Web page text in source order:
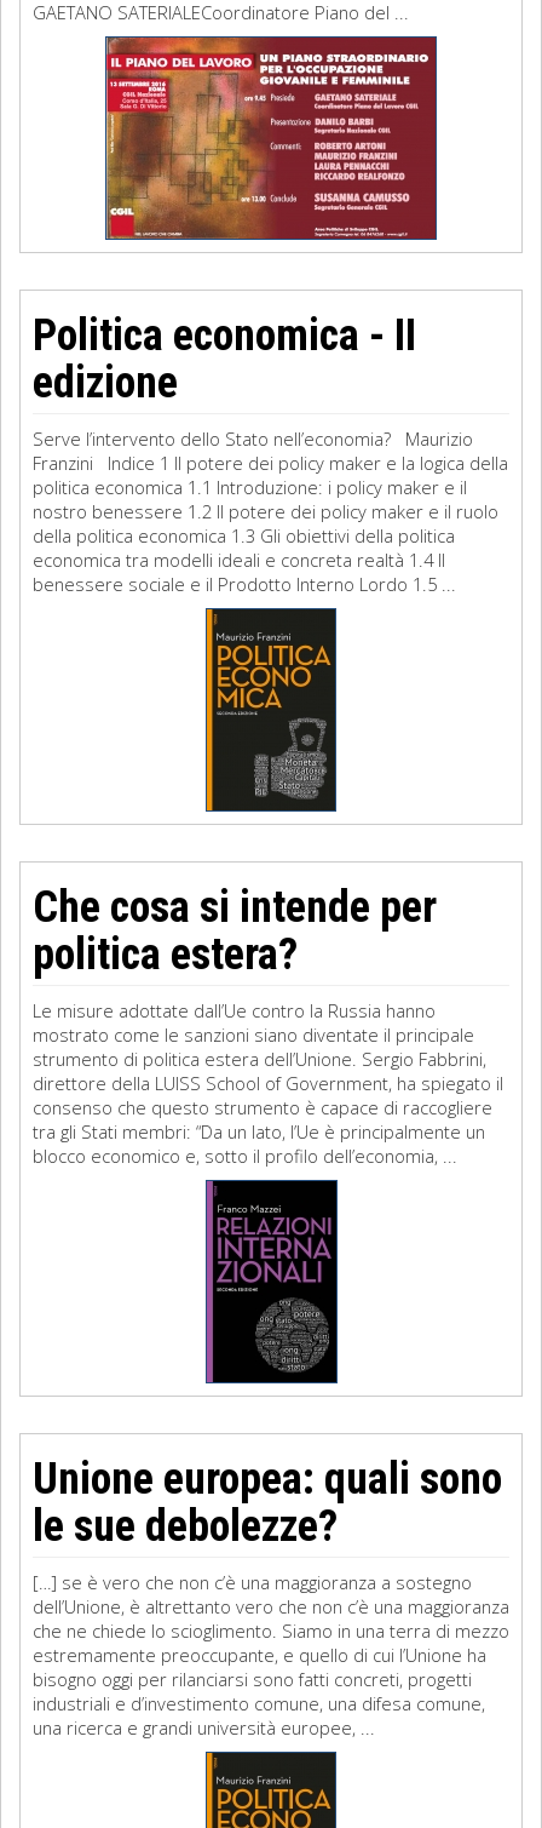
GAETANO SATERIALECoordinatore Piano del ...
Politica economica - II
edizione
Serve l’intervento dello Stato nell’economia? Maurizio
Franzini Indice 1 Il potere dei policy maker e la logica della
politica economica 1.1 Introduzione: i policy maker e il
nostro benessere 1.2 Il potere dei policy maker e il ruolo
della politica economica 1.3 Gli obiettivi della politica
economica tra modelli ideali e concreta realtà 1.4 Il
benessere sociale e il Prodotto Interno Lordo 1.5 ...
Che cosa si intende per
politica estera?
Le misure adottate dall’Ue contro la Russia hanno
mostrato come le sanzioni siano diventate il principale
strumento di politica estera dell’Unione. Sergio Fabbrini,
direttore della LUISS School of Government, ha spiegato il
consenso che questo strumento è capace di raccogliere
tra gli Stati membri: “Da un lato, l’Ue è principalmente un
blocco economico e, sotto il profilo dell’economia, ...
Unione europea: quali sono
le sue debolezze?
[…] se è vero che non c’è una maggioranza a sostegno
dell’Unione, è altrettanto vero che non c’è una maggioranza
che ne chiede lo scioglimento. Siamo in una terra di mezzo
estremamente preoccupante, e quello di cui l’Unione ha
bisogno oggi per rilanciarsi sono fatti concreti, progetti
industriali e d’investimento comune, una difesa comune,
una ricerca e grandi università europee, ...